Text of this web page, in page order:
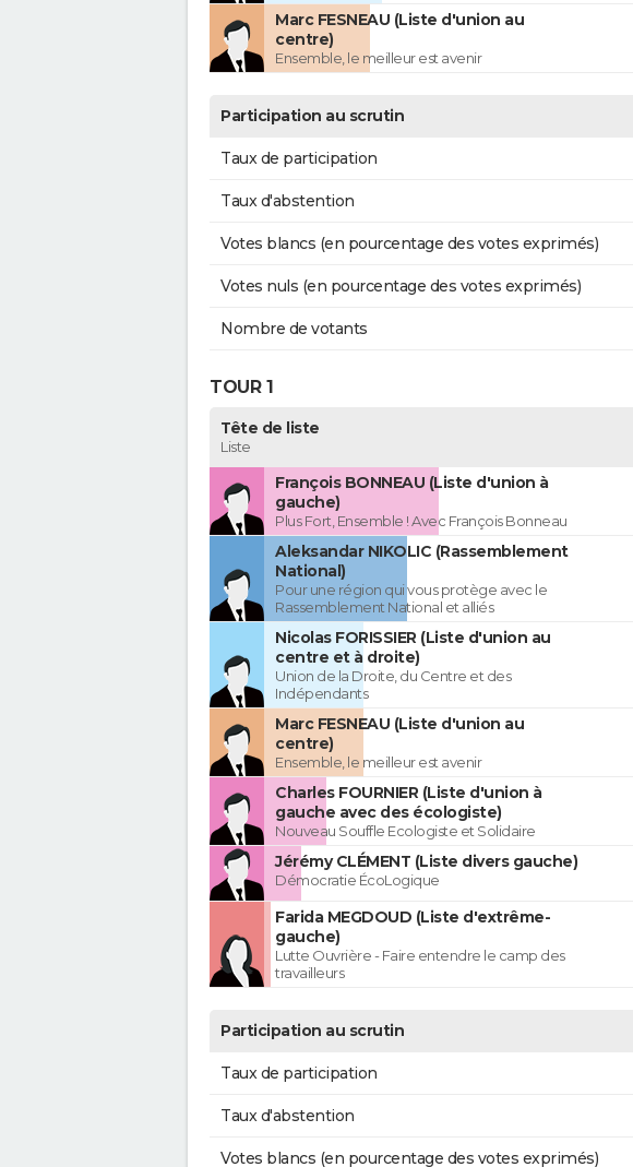
Marc FESNEAU (Liste d'union au
centre)
Ensemble, le meilleur est avenir
Participation au scrutin
Taux de participation
Taux d'abstention
Votes blancs (en pourcentage des votes exprimés)
Votes nuls (en pourcentage des votes exprimés)
Nombre de votants
TOUR 1
Tête de liste
Liste
François BONNEAU (Liste d'union à
gauche)
Plus Fort, Ensemble ! Avec François Bonneau
Aleksandar NIKOLIC (Rassemblement
National)
Pour une région qui vous protège avec le
Rassemblement National et alliés
Nicolas FORISSIER (Liste d'union au
centre et à droite)
Union de la Droite, du Centre et des
Indépendants
Marc FESNEAU (Liste d'union au
centre)
Ensemble, le meilleur est avenir
Charles FOURNIER (Liste d'union à
gauche avec des écologiste)
Nouveau Souffle Ecologiste et Solidaire
Jérémy CLÉMENT (Liste divers gauche)
Démocratie ÉcoLogique
Farida MEGDOUD (Liste d'extrême-
gauche)
Lutte Ouvrière - Faire entendre le camp des
travailleurs
Participation au scrutin
Taux de participation
Taux d'abstention
Votes blancs (en pourcentage des votes exprimés)